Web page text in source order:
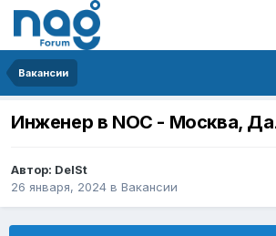
Вакансии
Инженер в NOC - Москва,
Автор: DelSt
26 января, 2024 в Вакансии